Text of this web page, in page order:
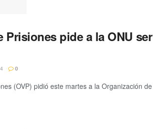
pide a la ONU
0
(OVP) pidió este martes a la Organización